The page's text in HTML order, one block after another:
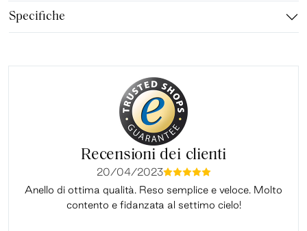
Specifiche
Recensioni dei clienti
20/04/2023mmmmm
Anello di ottima qualità. Reso semplice e veloce. Molto
contento e fidanzata al settimo cielo!